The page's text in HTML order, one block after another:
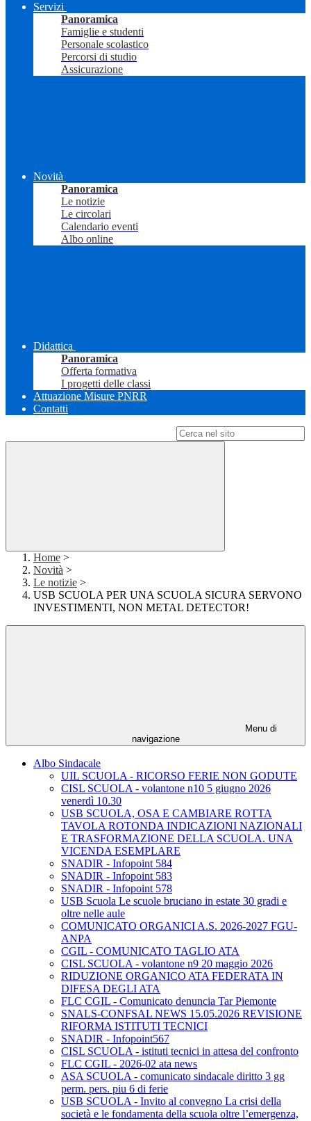
Servizi
Panoramica
Famiglie e studenti
Personale scolastico
Percorsi di studio
Assicurazione
Novità
Panoramica
Le notizie
Le circolari
Calendario eventi
Albo online
Didattica
Panoramica
Offerta formativa
I progetti delle classi
Attuazione Misure PNRR
Contatti
Home >
Novità >
Le notizie >
USB SCUOLA PER UNA SCUOLA SICURA SERVONO
INVESTIMENTI, NON METAL DETECTOR!
Menu di
navigazione
Albo Sindacale
UIL SCUOLA - RICORSO FERIE NON GODUTE
CISL SCUOLA - volantone n10 5 giugno 2026
venerdì 10.30
USB SCUOLA, OSA E CAMBIARE ROTTA
TAVOLA ROTONDA INDICAZIONI NAZIONALI
E TRASFORMAZIONE DELLA SCUOLA. UNA
VICENDA ESEMPLARE
SNADIR - Infopoint 584
SNADIR - Infopoint 583
SNADIR - Infopoint 578
USB Scuola Le scuole bruciano in estate 30 gradi e
oltre nelle aule
COMUNICATO ORGANICI A.S. 2026-2027 FGU-
ANPA
CGIL - COMUNICATO TAGLIO ATA
CISL SCUOLA - volantone n9 20 maggio 2026
RIDUZIONE ORGANICO ATA FEDERATA IN
DIFESA DEGLI ATA
FLC CGIL - Comunicato denuncia Tar Piemonte
SNALS-CONFSAL NEWS 15.05.2026 REVISIONE
RIFORMA ISTITUTI TECNICI
SNADIR - Infopoint567
CISL SCUOLA - istituti tecnici in attesa del confronto
FLC CGIL - 2026-02 ata news
ASA SCUOLA - comunicato sindacale diritto 3 gg
perm. pers. piu 6 di ferie
USB SCUOLA - Invito al convegno La crisi della
società e le fondamenta della scuola oltre l’emergenza,